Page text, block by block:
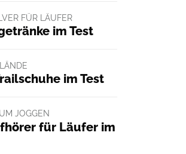
FÜR LÄUFER
im Test
im Test
JOGGEN
für Läufer im